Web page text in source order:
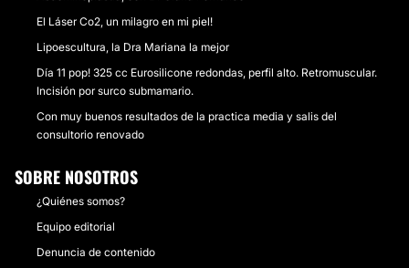
El Láser Co2, un milagro en mi piel!
Lipoescultura, la Dra Mariana la mejor
Día 11 pop! 325 cc Eurosilicone redondas, perfil alto. Retromuscular.
Incisión por surco submamario.
Con muy buenos resultados de la practica media y salis del
consultorio renovado
SOBRE NOSOTROS
¿Quiénes somos?
Equipo editorial
Denuncia de contenido